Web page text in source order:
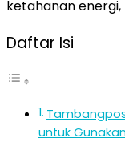
ketahanan energi,
Daftar Isi
untuk